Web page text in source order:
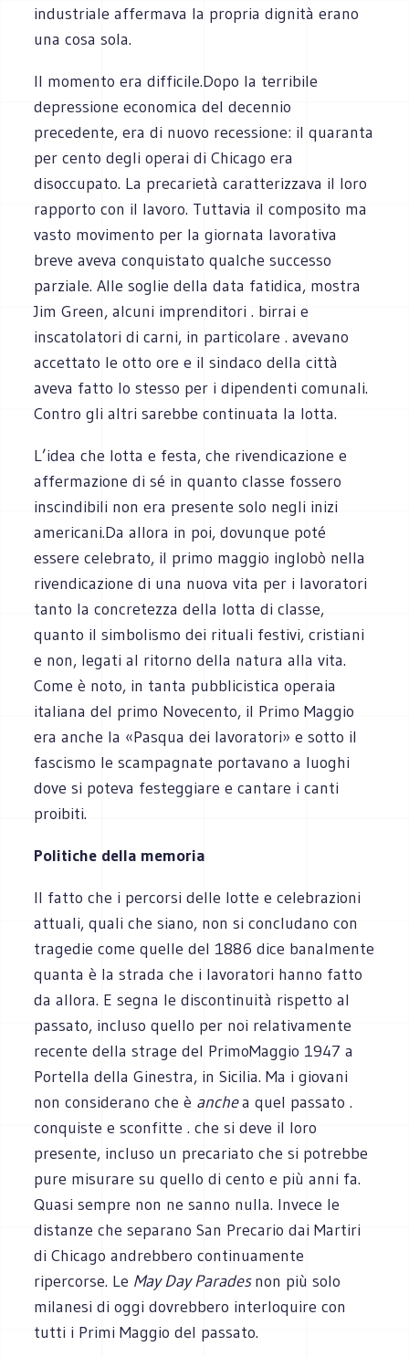
industriale affermava la propria dignità erano
una cosa sola.
Il momento era difficile.Dopo la terribile
depressione economica del decennio
precedente, era di nuovo recessione: il quaranta
per cento degli operai di Chicago era
disoccupato. La precarietà caratterizzava il loro
rapporto con il lavoro. Tuttavia il composito ma
vasto movimento per la giornata lavorativa
breve aveva conquistato qualche successo
parziale. Alle soglie della data fatidica, mostra
Jim Green, alcuni imprenditori . birrai e
inscatolatori di carni, in particolare . avevano
accettato le otto ore e il sindaco della città
aveva fatto lo stesso per i dipendenti comunali.
Contro gli altri sarebbe continuata la lotta.
L’idea che lotta e festa, che rivendicazione e
affermazione di sé in quanto classe fossero
inscindibili non era presente solo negli inizi
americani.Da allora in poi, dovunque poté
essere celebrato, il primo maggio inglobò nella
rivendicazione di una nuova vita per i lavoratori
tanto la concretezza della lotta di classe,
quanto il simbolismo dei rituali festivi, cristiani
e non, legati al ritorno della natura alla vita.
Come è noto, in tanta pubblicistica operaia
italiana del primo Novecento, il Primo Maggio
era anche la «Pasqua dei lavoratori» e sotto il
fascismo le scampagnate portavano a luoghi
dove si poteva festeggiare e cantare i canti
proibiti.
Politiche della memoria
Il fatto che i percorsi delle lotte e celebrazioni
attuali, quali che siano, non si concludano con
tragedie come quelle del 1886 dice banalmente
quanta è la strada che i lavoratori hanno fatto
da allora. E segna le discontinuità rispetto al
passato, incluso quello per noi relativamente
recente della strage del PrimoMaggio 1947 a
Portella della Ginestra, in Sicilia. Ma i giovani
non considerano che è anchea quel passato .
conquiste e sconfitte . che si deve il loro
presente, incluso un precariato che si potrebbe
pure misurare su quello di cento e più anni fa.
Quasi sempre non ne sanno nulla. Invece le
distanze che separano San Precario dai Martiri
di Chicago andrebbero continuamente
ripercorse. Le May Day Paradesnon più solo
milanesi di oggi dovrebbero interloquire con
tutti i Primi Maggio del passato.